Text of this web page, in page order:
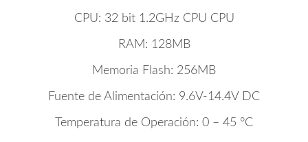
CPU: 32 bit 1.2GHz CPU CPU
RAM: 128MB
Memoria Flash: 256MB
Fuente de Alimentación: 9.6V-14.4V DC
Temperatura de Operación: 0 – 45 °C